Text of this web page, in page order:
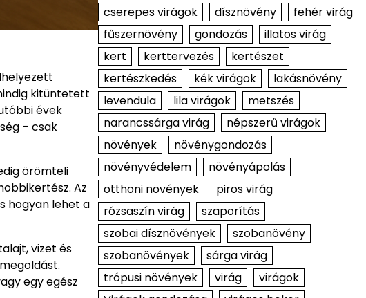
kitüntetett
évek
– csak
örömteli
Az
hogyan lehet a
vizet és
egy egész
cserepes virágok
dísznövény
fehér virág
fűszernövény
gondozás
illatos virág
kert
kerttervezés
kertészet
kertészkedés
kék virágok
lakásnövény
levendula
lila virágok
metszés
narancssárga virág
népszerű virágok
növények
növénygondozás
növényvédelem
növényápolás
otthoni növények
piros virág
rózsaszín virág
szaporítás
szobai dísznövények
szobanövény
szobanövények
sárga virág
trópusi növények
virág
virágok